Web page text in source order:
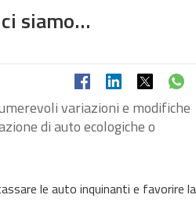
siamo…
variazioni e modifiche
di auto ecologiche o
le auto inquinanti e favorire la